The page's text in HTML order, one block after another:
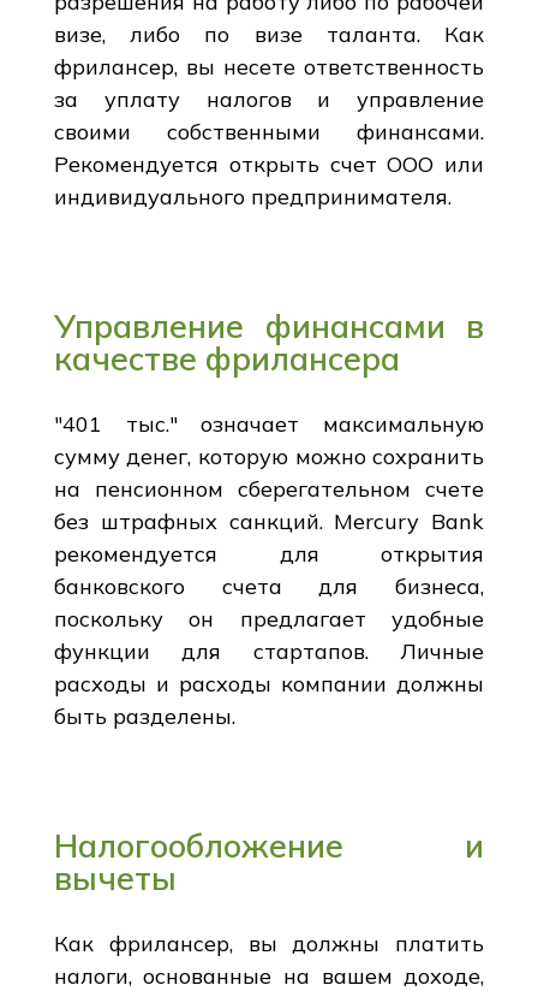
визе, либо по визе таланта. Как
фрилансер, вы несете ответственность
за уплату налогов и управление
своими собственными финансами.
Рекомендуется открыть счет ООО или
индивидуального предпринимателя.
Управление финансами в
качестве фрилансера
"401 тыс." означает максимальную
сумму денег, которую можно сохранить
на пенсионном сберегательном счете
без штрафных санкций. Mercury Bank
рекомендуется для открытия
банковского счета для бизнеса,
поскольку он предлагает удобные
функции для стартапов. Личные
расходы и расходы компании должны
быть разделены.
Налогообложение и
вычеты
Как фрилансер, вы должны платить
налоги, основанные на вашем доходе,